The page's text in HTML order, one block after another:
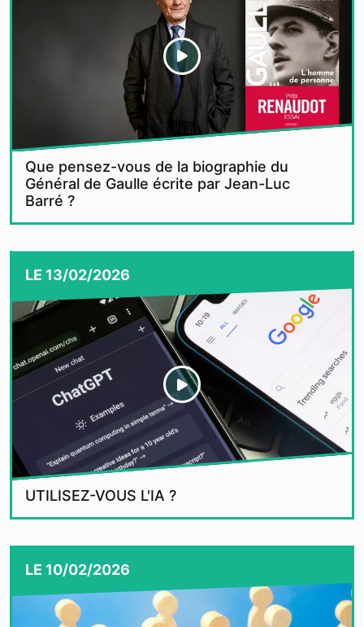
Que pensez-vous de la biographie du
Général de Gaulle écrite par Jean-Luc
Barré ?
LE 13/02/2026
UTILISEZ-VOUS L'IA ?
LE 10/02/2026